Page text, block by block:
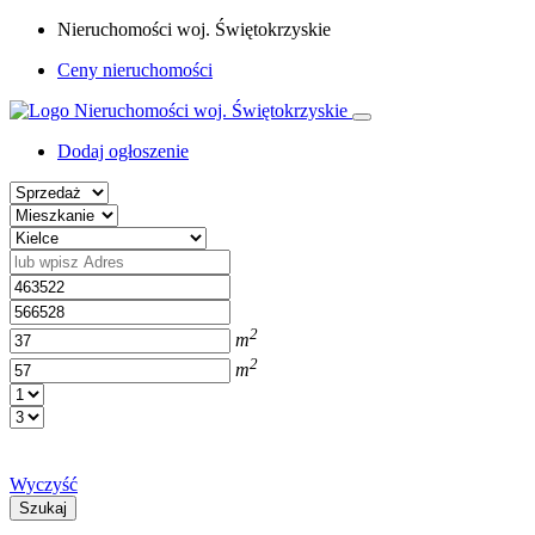
Nieruchomości woj. Świętokrzyskie
Ceny nieruchomości
Dodaj ogłoszenie
m2
m2
Wyczyść
Szukaj